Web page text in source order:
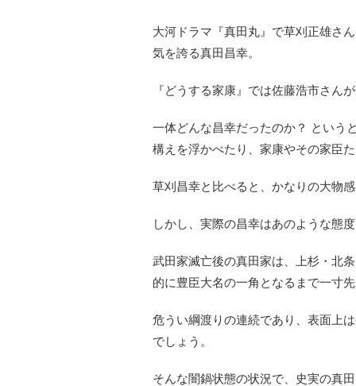
大河ドラマ『真田丸』で草刈正雄さ
気を誇る真田昌幸。
『どうする家康』では佐藤浩市さん
一体どんな昌幸だったのか？ という
構えを浮かべたり、家康やその家臣
草刈昌幸と比べると、かなりの大物
しかし、実際の昌幸はあのような態
武田家滅亡後の真田家は、上杉・北
的に豊臣大名の一角となるまで一寸
危うい綱渡りの連続であり、表面上
でしょう。
そんな闇鍋状態の状況で、史実の真